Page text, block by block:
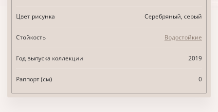
Цвет рисунка Серебряный, серый
Стойкость Водостойкие
Год выпуска коллекции 2019
Раппорт (см) 0